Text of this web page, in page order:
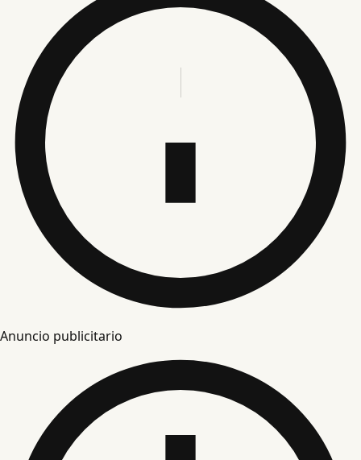
Anuncio publicitario